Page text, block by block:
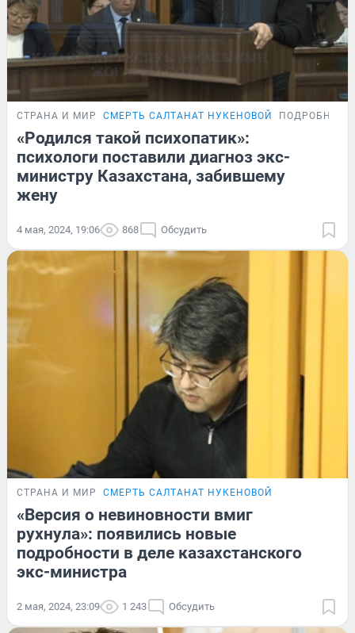
СТРАНА И МИР СМЕРТЬ САЛТАНАТ НУКЕНОВОЙ
«Родился такой психопатик»:
психологи поставили диагноз экс-
министру Казахстана, забившему
жену
4 мая, 2024, 19:06 868 Обсудить
СТРАНА И МИР СМЕРТЬ САЛТАНАТ НУКЕНОВОЙ
«Версия о невиновности вмиг
рухнула»: появились новые
подробности в деле казахстанского
экс-министра
2 мая, 2024, 23:09 1 243 Обсудить